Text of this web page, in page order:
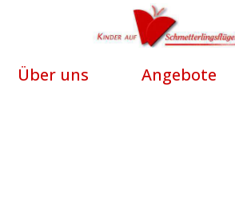
Über uns Angebote